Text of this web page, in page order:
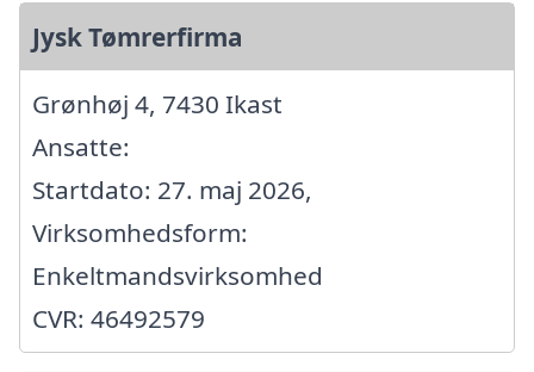
Jysk Tømrerfirma
Grønhøj 4, 7430 Ikast
Ansatte:
Startdato: 27. maj 2026,
Virksomhedsform:
Enkeltmandsvirksomhed
CVR: 46492579